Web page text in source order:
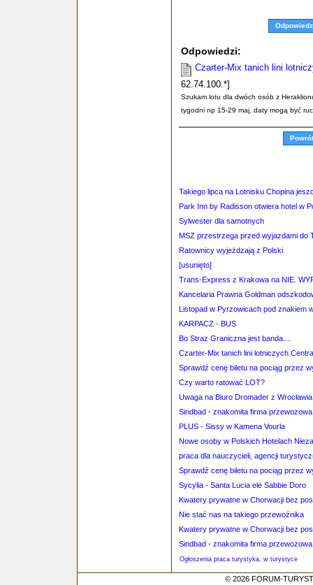
Odpowiedz
Odpowiedzi:
Czarter-Mix tanich lini
62.74.100.*]
Szukam lotu dla dwóch osób z
tygodni np 15-29 maj, daty mogą być
Takiego lipca na Lotnisku Chopina
Park Inn by Radisson otwiera hotel w
Sylwester dla samotnych
MSZ przestrzega przed wyjazdami do
Ratownicy wyjeżdzają z Polski
[usunięto]
Trans-Express z Krakowa na NIE.
Kancelaria Prawna Goldman
Listopad w Pyrzowicach pod znakiem
KARPACZ - BUS
Bo Straz Graniczna jest banda....
Czarter-Mix tanich lini lotniczych
Sprawdź cenę biletu na pociąg przez
Czy warto ratować LOT?
Uwaga na Biuro Dromader z Wrocławia
Sindbad - znakomita firma przewozowa
PLUS - Sissy w Kamena Vourla
Nowe osoby w Polskich Hotelach
praca dla nauczycieli, agencji
Sprawdź cenę biletu na pociąg przez
Sycylia - Santa Lucia ele Sabbie Doro
Kwatery prywatne w Chorwacji bez
Nie stać nas na takiego przewoźnika
Kwatery prywatne w Chorwacji bez
Sindbad - znakomita firma przewozowa
Ogłoszenia praca turystyka, w turystyce
© 2026 FORUM-